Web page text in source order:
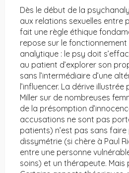
Dès le début de la
aux relations sexuelles entre
fait une règle éthique
repose sur le
analytique : le psy doit
au patient d’explorer son
sans l’intermédiaire d’une
l’influencer. La dérive illustrée
Miller sur de nombreuses
de la présomption
accusations ne sont pas
patients) n’est pas sans faire
dissymétrie (si chère à Paul
entre une personne
soins) et un thérapeute. Mais